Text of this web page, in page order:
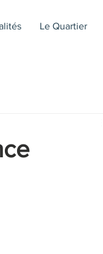
Le Quartier